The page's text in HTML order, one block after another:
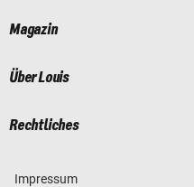
Magazin
Über Louis
Rechtliches
Impressum